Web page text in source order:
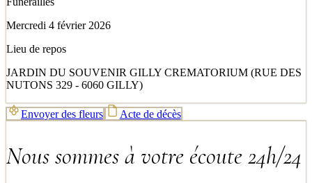
Mercredi 4 février 2026
Lieu de repos
JARDIN DU SOUVENIR GILLY CREMATORIUM (RUE DES
NUTONS 329 - 6060 GILLY)
Envoyer des fleurs Acte de décès
Nous sommes à votre écoute 24h/24